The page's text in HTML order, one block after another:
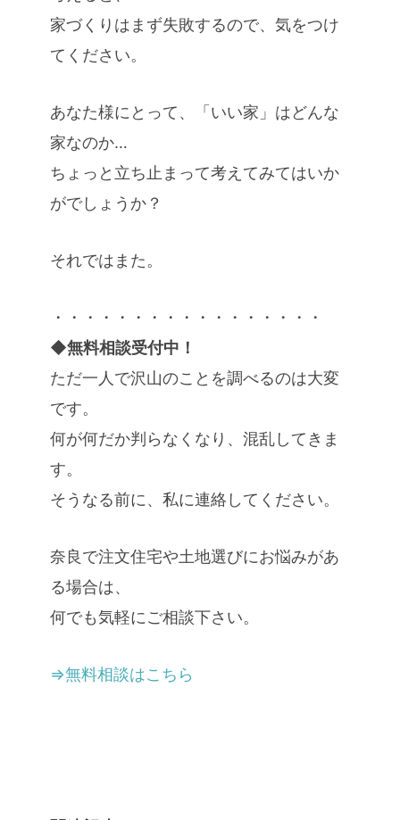
家づくりはまず失敗するので、気をつけ
てください。
あなた様にとって、「いい家」はどんな
家なのか…
ちょっと立ち止まって考えてみてはいか
がでしょうか？
それではまた。
・・・・・・・・・・・・・・・・・
◆無料相談受付中！
ただ一人で沢山のことを調べるのは大変
です。
何が何だか判らなくなり、混乱してきま
す。
そうなる前に、私に連絡してください。
奈良で注文住宅や土地選びにお悩みがあ
る場合は、
何でも気軽にご相談下さい。
⇒無料相談はこちら